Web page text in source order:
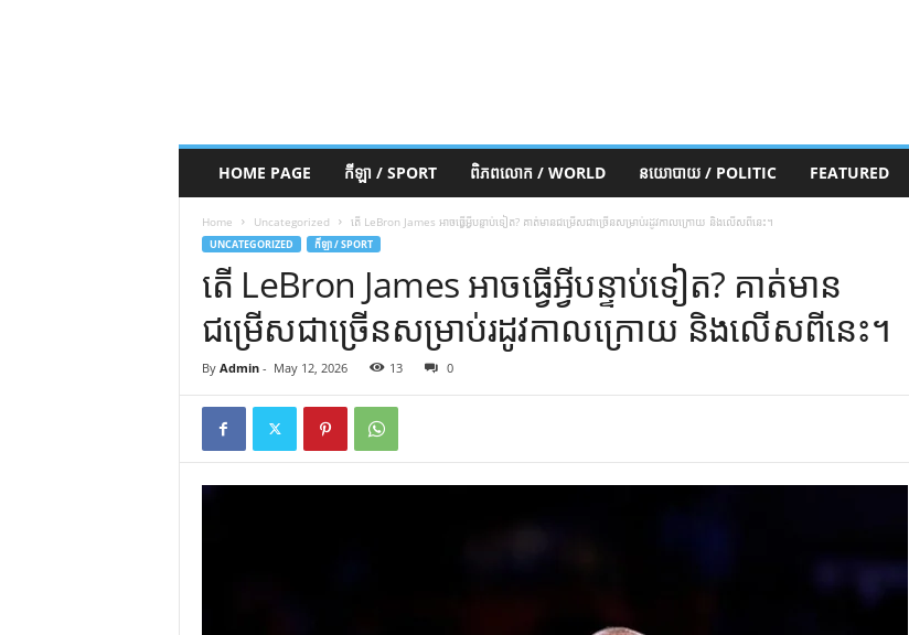
HOME PAGE កីឡា / SPORT ពិភពលោក / WORLD នយោបាយ / POLITIC FEATURED
Home Uncategorized តើ LeBron James អាចធ្វើអ្វីបន្ទាប់ទៀត? គាត់មានជម្រើសជាច្រើនសម្រាប់រដូវកាលក្រោយ និងលើសពីនេះ។
UNCATEGORIZED កីឡា / SPORT
តើ LeBron James អាចធ្វើអ្វីបន្ទាប់ទៀត? គាត់មាន
ជម្រើសជាច្រើនសម្រាប់រដូវកាលក្រោយ និងលើសពីនេះ។
By Admin- May 12, 2026 13 0